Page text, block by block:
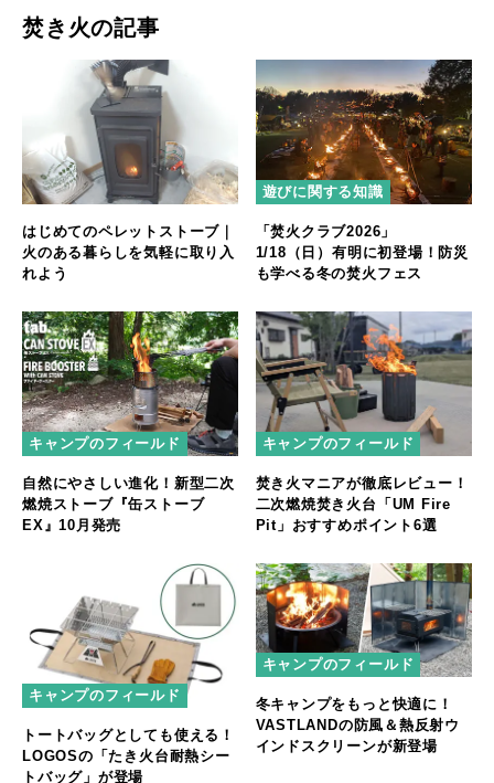
焚き火の記事
はじめてのペレットストーブ｜
火のある暮らしを気軽に取り入
れよう
遊びに関する知識
「焚火クラブ2026」
1/18（日）有明に初登場！防災
も学べる冬の焚火フェス
キャンプのフィールド
自然にやさしい進化！新型二次
燃焼ストーブ『缶ストーブ
EX』10月発売
キャンプのフィールド
焚き火マニアが徹底レビュー！
二次燃焼焚き火台「UM Fire
Pit」おすすめポイント6選
キャンプのフィールド
トートバッグとしても使える！
LOGOSの「たき火台耐熱シー
トバッグ」が登場
キャンプのフィールド
冬キャンプをもっと快適に！
VASTLANDの防風＆熱反射ウ
インドスクリーンが新登場